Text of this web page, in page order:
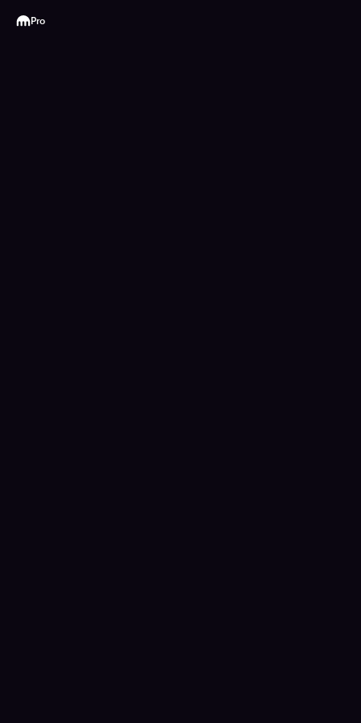
Kraken
Pro